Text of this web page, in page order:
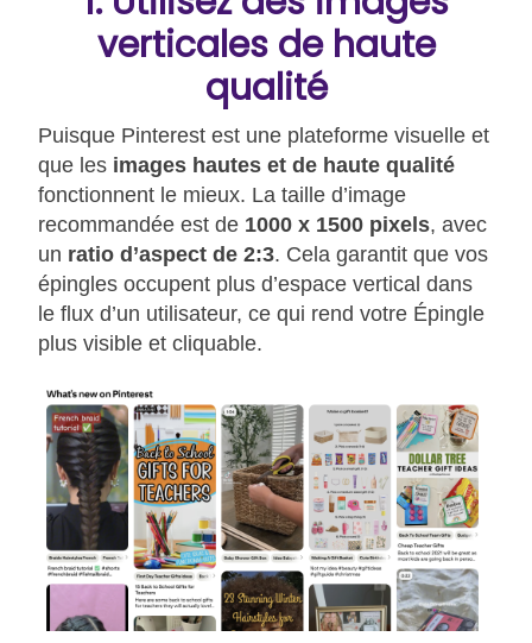
verticales de haute
qualité
Puisque Pinterest est une plateforme visuelle et
que les images hautes et de haute qualité
fonctionnent le mieux. La taille d’image
recommandée est de 1000 x 1500 pixels, avec
un ratio d’aspect de 2:3. Cela garantit que vos
épingles occupent plus d’espace vertical dans
le flux d’un utilisateur, ce qui rend votre Épingle
plus visible et cliquable.